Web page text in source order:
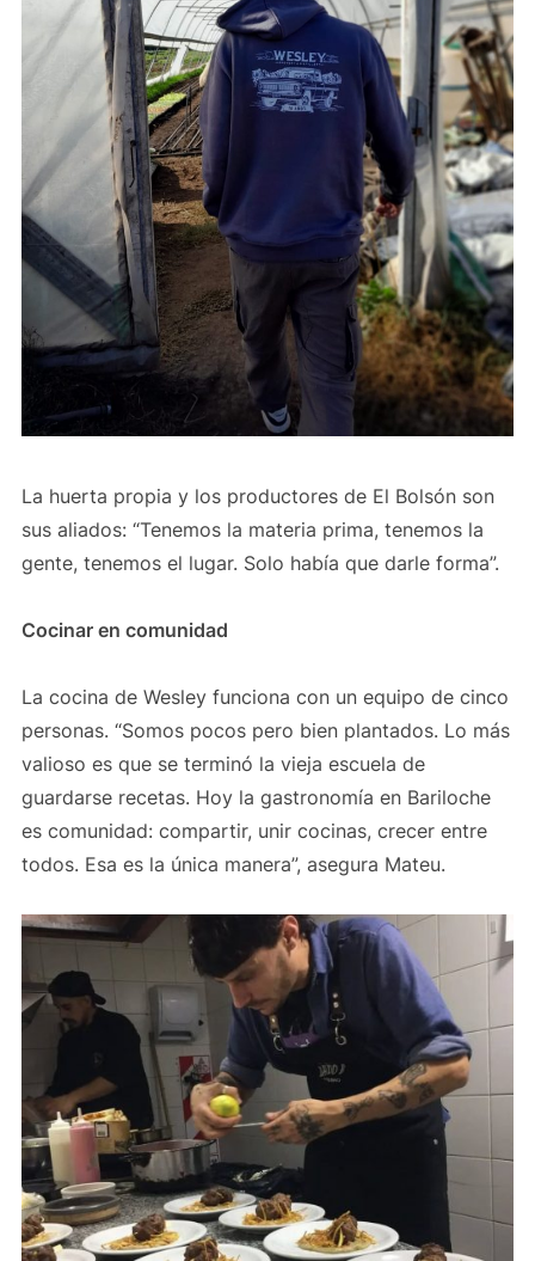
La huerta propia y los productores de El Bolsón son
sus aliados: “Tenemos la materia prima, tenemos la
gente, tenemos el lugar. Solo había que darle forma”.
Cocinar en comunidad
La cocina de Wesley funciona con un equipo de cinco
personas. “Somos pocos pero bien plantados. Lo más
valioso es que se terminó la vieja escuela de
guardarse recetas. Hoy la gastronomía en Bariloche
es comunidad: compartir, unir cocinas, crecer entre
todos. Esa es la única manera”, asegura Mateu.